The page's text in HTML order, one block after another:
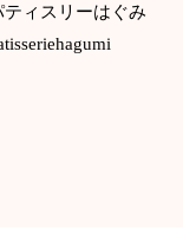
ティスリーはぐみ